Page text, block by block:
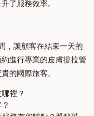
了服務效率。
，讓顧客在結束一天的
進行專業的皮膚提拉管
的國際旅客。
裡？